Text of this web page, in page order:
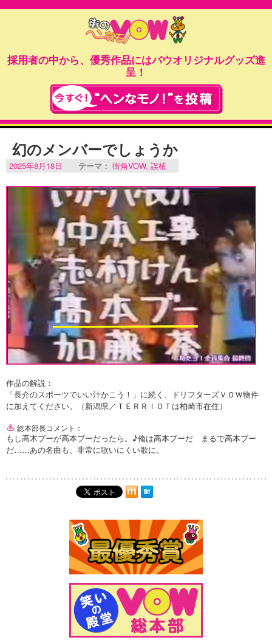
採用者の中から、優秀作品にはバウオリジナルグッズ進
呈！
幻のメンバーでしょうか
2025年8月18日 テーマ： 街角VOW, 誤植
作品の解説：
「長介のスポーツでいい汁かこう！」に続く、ドリフターズＶＯＷ物件
に加えてください。（新潟県／ＴＥＲＲＩＯＴは柏崎市在住）
総本部長コメント：
もし高木ブーが高本ブーだったら。♪俺は高本ブーだ まるで高本ブー
だ……あの名曲も、非常に歌いにくい歌に。